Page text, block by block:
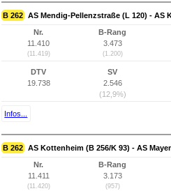
B 262 AS Mendig-Pellenzstraße (L 120) - AS
Nr.
11.410
(11.419)
B-Rang
3.473
(1.200)
DTV
19.738
SV
2.546
(12,9%)
Infos...
B 262 AS Kottenheim (B 256/K 93) - AS
Nr.
11.411
(11.420)
B-Rang
3.173
(957)